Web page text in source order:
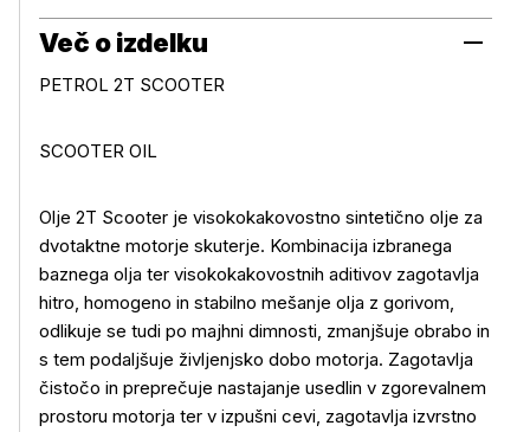
Več o izdelku
PETROL 2T SCOOTER
SCOOTER OIL
Olje 2T Scooter je visokokakovostno sintetično olje za
dvotaktne motorje skuterje. Kombinacija izbranega
baznega olja ter visokokakovostnih aditivov zagotavlja
hitro, homogeno in stabilno mešanje olja z gorivom,
odlikuje se tudi po majhni dimnosti, zmanjšuje obrabo in
s tem podaljšuje življenjsko dobo motorja. Zagotavlja
čistočo in preprečuje nastajanje usedlin v zgorevalnem
prostoru motorja ter v izpušni cevi, zagotavlja izvrstno